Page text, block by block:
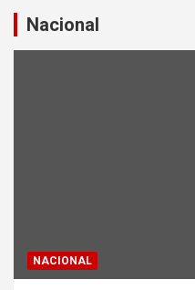
a
r
Nacional
NACIONAL